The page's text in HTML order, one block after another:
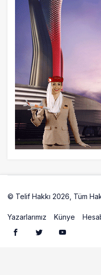
British
28 azaltıyor
22 saat önce
Çiti aştı,
yakalandı
23 saat önce
İki hayalet
B-2
© Telif Hakkı 2026, Tüm
Yazarlarımız Künye